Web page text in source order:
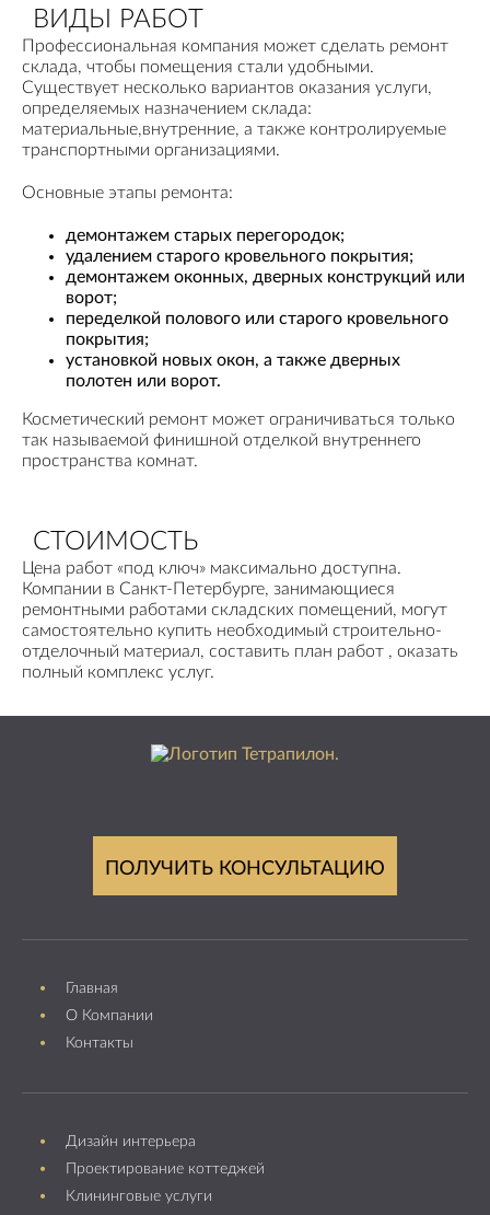
ВИДЫ РАБОТ
Профессиональная компания может сделать ремонт
склада, чтобы помещения стали удобными.
Существует несколько вариантов оказания услуги,
определяемых назначением склада:
материальные,внутренние, а также контролируемые
транспортными организациями.
Основные этапы ремонта:
демонтажем старых перегородок;
удалением старого кровельного покрытия;
демонтажем оконных, дверных конструкций или
ворот;
переделкой полового или старого кровельного
покрытия;
установкой новых окон, а также дверных
полотен или ворот.
Косметический ремонт может ограничиваться только
так называемой финишной отделкой внутреннего
пространства комнат.
СТОИМОСТЬ
Цена работ «под ключ» максимально доступна.
Компании в Санкт-Петербурге, занимающиеся
ремонтными работами складских помещений, могут
самостоятельно купить необходимый строительно-
отделочный материал, составить план работ , оказать
полный комплекс услуг.
Главная
О Компании
Контакты
ПОЛУЧИТЬ КОНСУЛЬТАЦИЮ
Дизайн интерьера
Проектирование коттеджей
Клининговые услуги